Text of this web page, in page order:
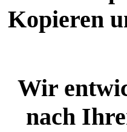
Kopieren
Wir
nach